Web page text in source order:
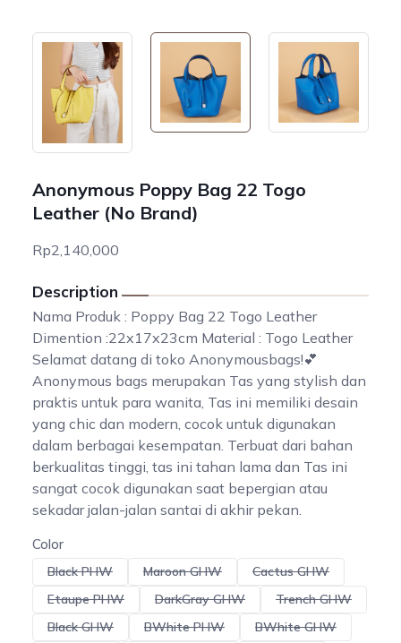
Anonymous Poppy Bag 22 Togo
Leather (No Brand)
Rp2,140,000
Description
Nama Produk : Poppy Bag 22 Togo Leather
Dimention :22x17x23cm Material : Togo Leather
Selamat datang di toko Anonymousbags!💕
Anonymous bags merupakan Tas yang stylish dan
praktis untuk para wanita, Tas ini memiliki desain
yang chic dan modern, cocok untuk digunakan
dalam berbagai kesempatan. Terbuat dari bahan
berkualitas tinggi, tas ini tahan lama dan Tas ini
sangat cocok digunakan saat bepergian atau
sekadar jalan-jalan santai di akhir pekan.
Color
Black PHW Maroon GHW
Cactus GHW
Etaupe PHW
DarkGray GHW
Trench GHW
Black GHW
BWhite PHW
BWhite GHW